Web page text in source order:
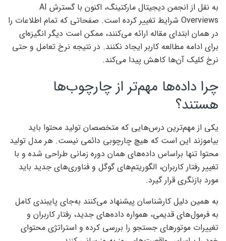
به نقل از انجمن دیجیتال مارکتینگ، اکنون با گسترش AI
Overviews شرایط تغییر کرده است. صفحاتی که تمام اطلاعات را
در همان ابتدای مقاله ارائه می‌کنند، ممکن است دیگر انگیزه‌ای
برای ادامه مطالعه کاربر ایجاد نکنند. در نتیجه نرخ تعامل و حتی
نرخ کلیک آن‌ها کاهش پیدا می‌کند.
چرا داده‌ها مهم‌تر از چارچوب‌ها
هستند؟
یکی از مهم‌ترین درس‌هایی که متخصصان تولید محتوا باید
بیاموزند این است که هیچ چارچوبی دائمی نیست. هر مدل تولید
محتوا تنها براساس داده‌های همان دوره زمانی طراحی شده و با
تغییر رفتار کاربران، الگوریتم‌های گوگل و فناوری‌های جدید باید
مورد بازنگری قرار گیرد.
به همین دلیل کارشناسان پیشنهاد می‌کنند به‌جای پایبندی کامل
به فرمول‌های قدیمی، همواره داده‌های جدید، رفتار کاربران و
تغییرات موتورهای جستجو را بررسی کرده و استراتژی محتوای